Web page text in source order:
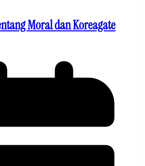
Moral dan Koreagate